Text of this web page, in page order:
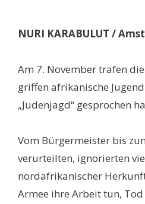
NURI KARABULUT /
Am 7. November trafen
griffen afrikanische
„Judenjagd“ gesprochen
Vom Bürgermeister bis
verurteilten, ignorierten
nordafrikanischer
Armee ihre Arbeit tun, Tod